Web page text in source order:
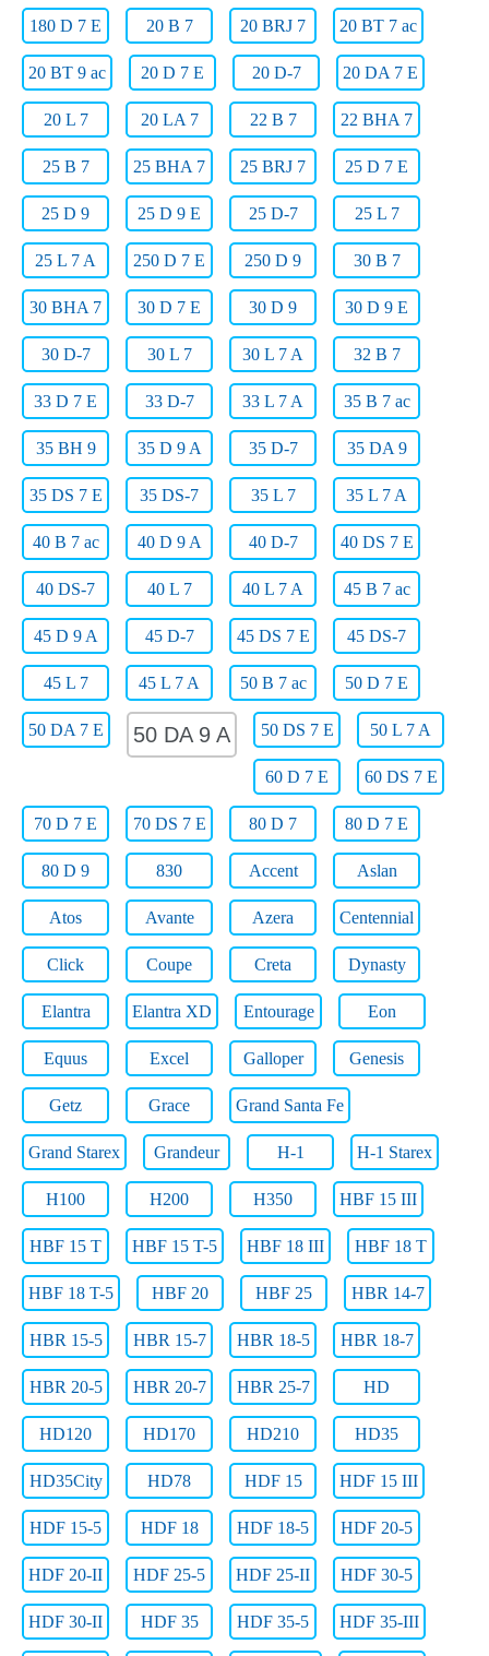
180 D 7 E 20 B 7 20 BRJ 7 20 BT 7 ac
20 BT 9 ac 20 D 7 E 20 D-7 20 DA 7 E
20 L 7 20 LA 7 22 B 7 22 BHA 7
25 B 7 25 BHA 7 25 BRJ 7 25 D 7 E
25 D 9 25 D 9 E 25 D-7 25 L 7
25 L 7 A 250 D 7 E 250 D 9 30 B 7
30 BHA 7 30 D 7 E 30 D 9 30 D 9 E
30 D-7 30 L 7 30 L 7 A 32 B 7
33 D 7 E 33 D-7 33 L 7 A 35 B 7 ac
35 BH 9 35 D 9 A 35 D-7 35 DA 9
35 DS 7 E 35 DS-7 35 L 7 35 L 7 A
40 B 7 ac 40 D 9 A 40 D-7 40 DS 7 E
40 DS-7 40 L 7 40 L 7 A 45 B 7 ac
45 D 9 A 45 D-7 45 DS 7 E 45 DS-7
45 L 7 45 L 7 A 50 B 7 ac 50 D 7 E
50 DA 7 E 50 DA 9 A 50 DS 7 E 50 L 7 A
60 D 7 E 60 DS 7 E
70 D 7 E 70 DS 7 E 80 D 7 80 D 7 E
80 D 9 830 Accent Aslan
Atos Avante Azera Centennial
Click Coupe Creta Dynasty
Elantra Elantra XD Entourage Eon
Equus Excel Galloper Genesis
Getz Grace Grand Santa Fe
Grand Starex Grandeur H-1 H-1 Starex
H100 H200 H350 HBF 15 III
HBF 15 T HBF 15 T-5 HBF 18 III HBF 18 T
HBF 18 T-5 HBF 20 HBF 25 HBR 14-7
HBR 15-5 HBR 15-7 HBR 18-5 HBR 18-7
HBR 20-5 HBR 20-7 HBR 25-7 HD
HD120 HD170 HD210 HD35
HD35City HD78 HDF 15 HDF 15 III
HDF 15-5 HDF 18 HDF 18-5 HDF 20-5
HDF 20-II HDF 25-5 HDF 25-II HDF 30-5
HDF 30-II HDF 35 HDF 35-5 HDF 35-III